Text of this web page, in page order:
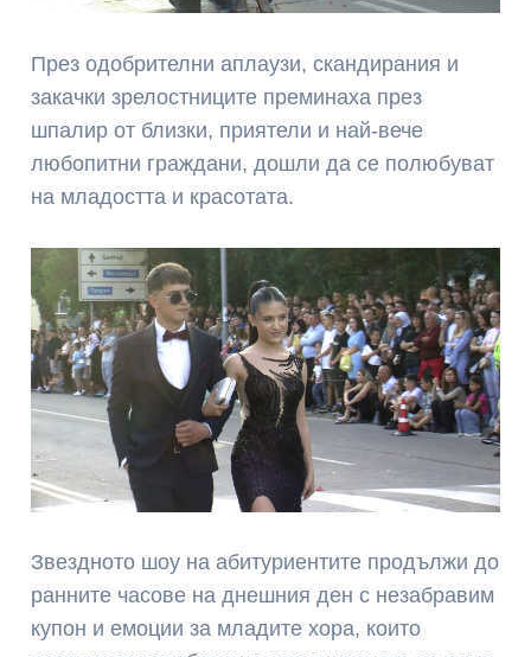
През одобрителни аплаузи, скандирания и
закачки зрелостниците преминаха през
шпалир от близки, приятели и най-вече
любопитни граждани, дошли да се полюбуват
на младостта и красотата.
Звездното шоу на абитуриентите продължи до
ранните часове на днешния ден с незабравим
купон и емоции за младите хора, които